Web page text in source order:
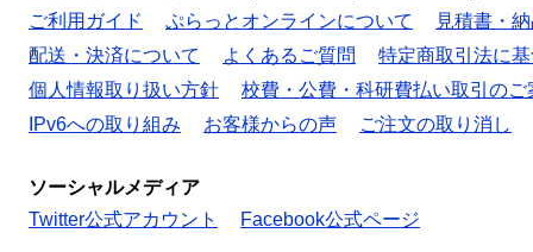
ご利用ガイド
ぷらっとオンラインについて
見積書・
配送・決済について
よくあるご質問
特定商取引法に
個人情報取り扱い方針
校費・公費・科研費払い取引のご
IPv6への取り組み
お客様からの声 ご注文の取り消し
ソーシャルメディア
Twitter公式アカウント
Facebook公式ページ